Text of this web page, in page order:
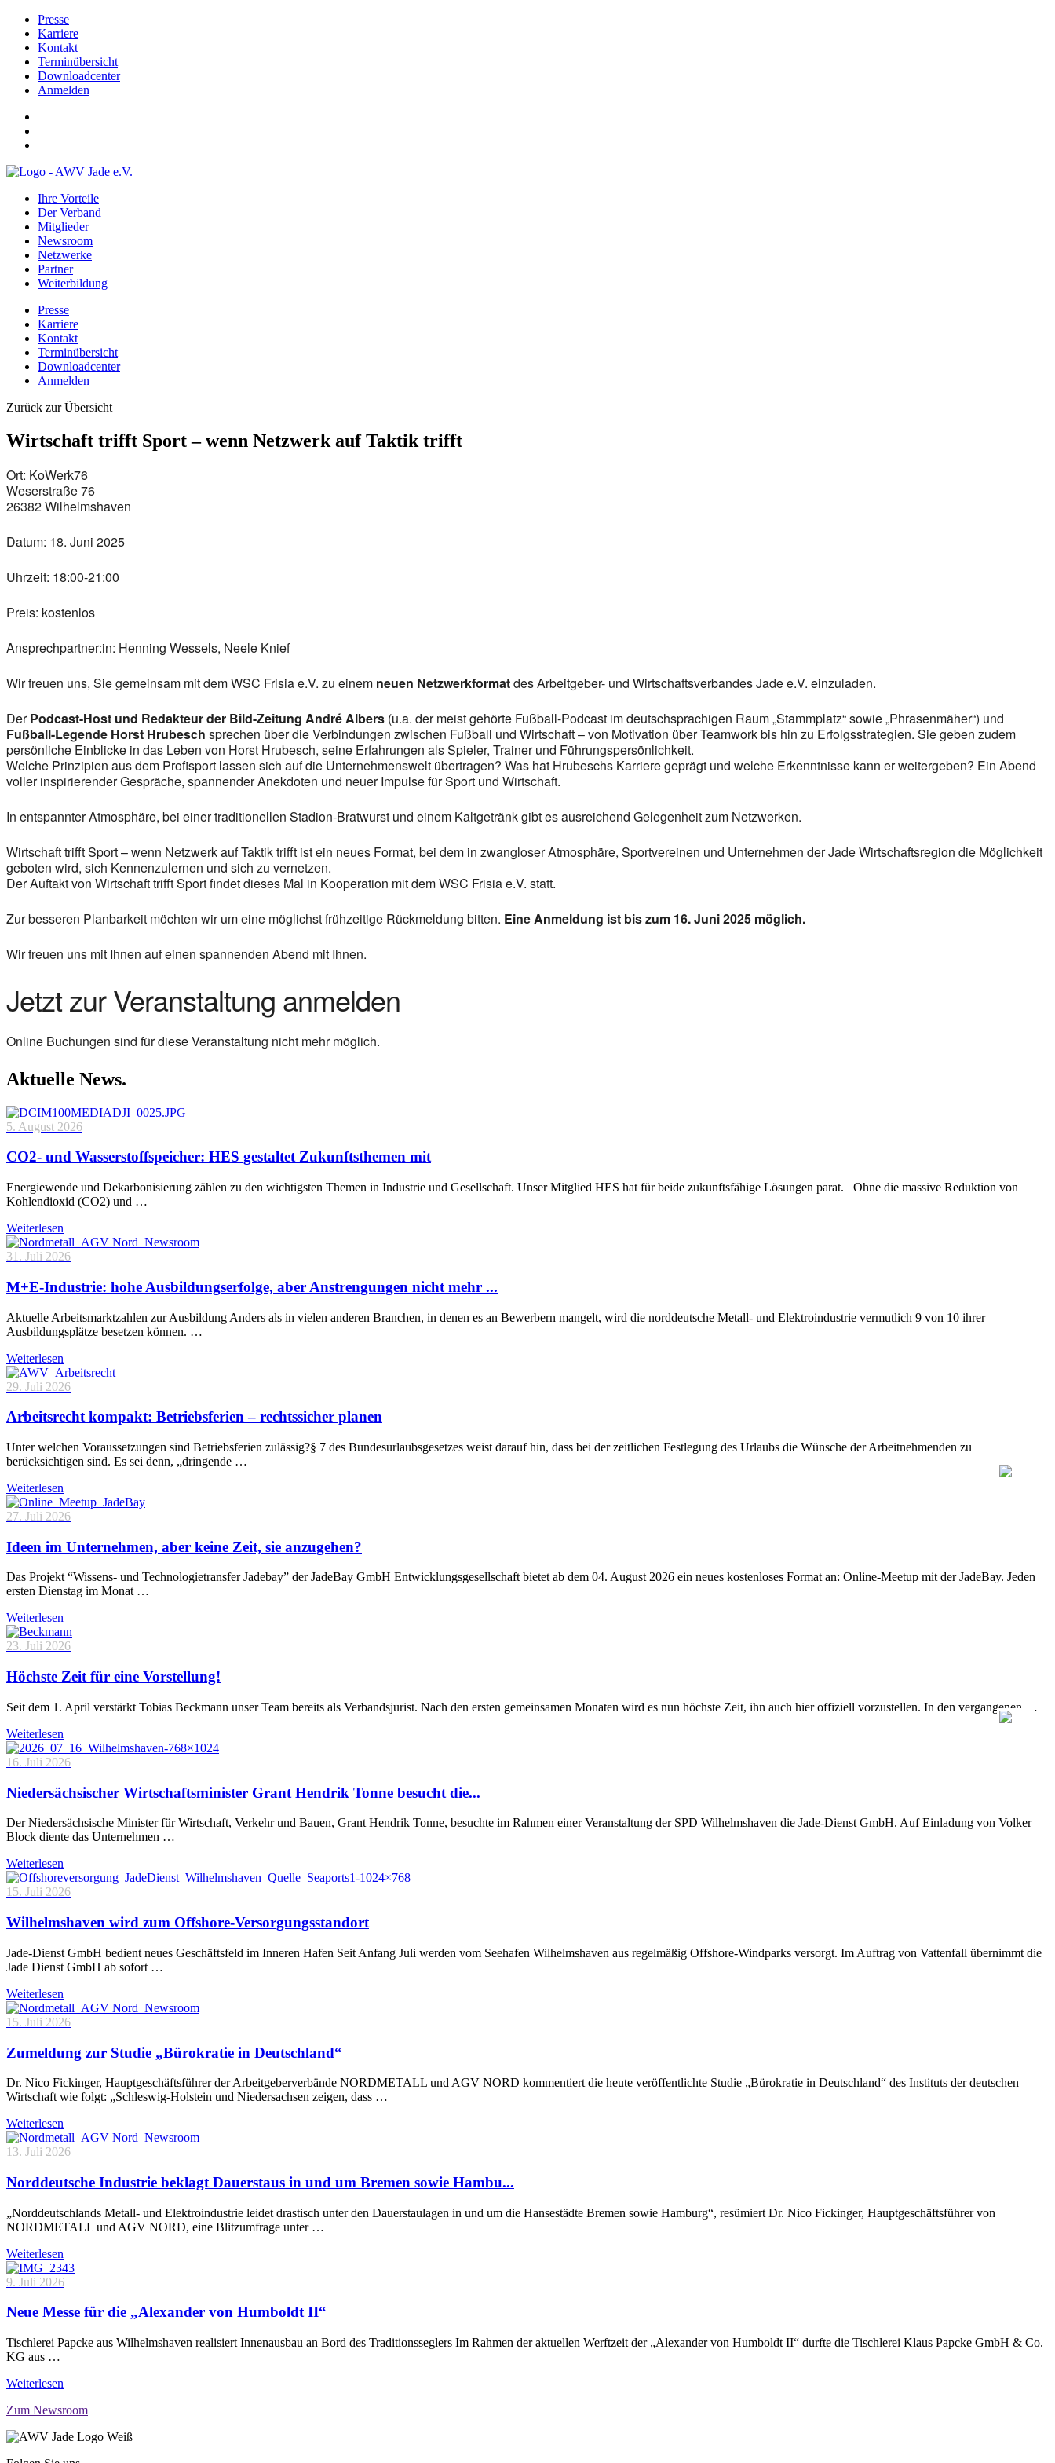
Presse
Karriere
Kontakt
Terminübersicht
Downloadcenter
Anmelden
Ihre Vorteile
Der Verband
Mitglieder
Newsroom
Netzwerke
Partner
Weiterbildung
Presse
Karriere
Kontakt
Terminübersicht
Downloadcenter
Anmelden
Zurück zur Übersicht
Wirtschaft trifft Sport – wenn Netzwerk auf Taktik trifft
Ort: KoWerk76
Weserstraße 76
26382 Wilhelmshaven
Datum: 18. Juni 2025
Uhrzeit: 18:00-21:00
Preis: kostenlos
Ansprechpartner:in: Henning Wessels, Neele Knief
Wir freuen uns, Sie gemeinsam mit dem WSC Frisia e.V. zu einem neuen Netzwerkformatdes Arbeitgeber- und Wirtschaftsverbandes Jade e.V. einzuladen.
DerPodcast-Host und Redakteur der Bild-Zeitung André Albers (u.a. der meist gehörte Fußball-Podcast im deutschsprachigen Raum „Stammplatz“ sowie „Phrasenmäher“) und
Fußball-Legende Horst Hrubesch sprechen über die Verbindungen zwischen Fußball und Wirtschaft – von Motivation über Teamwork bis hin zu Erfolgsstrategien. Sie geben zudem
persönliche Einblicke in das Leben von Horst Hrubesch, seine Erfahrungen als Spieler, Trainer und Führungspersönlichkeit.
Welche Prinzipien aus dem Profisport lassen sich auf die Unternehmenswelt übertragen? Was hat Hrubeschs Karriere geprägt und welche Erkenntnisse kann er weitergeben? Ein Abend
voller inspirierender Gespräche, spannender Anekdoten und neuer Impulse für Sport und Wirtschaft.
In entspannter Atmosphäre, bei einer traditionellen Stadion-Bratwurst und einem Kaltgetränk gibt es ausreichend Gelegenheit zum Netzwerken.
Wirtschaft trifft Sport – wenn Netzwerk auf Taktik trifft ist ein neues Format, bei dem in zwangloser Atmosphäre, Sportvereinen und Unternehmen der Jade Wirtschaftsregion die Möglichkeit
geboten wird, sich Kennenzulernen und sich zu vernetzen.
Der Auftakt von Wirtschaft trifft Sport findet dieses Mal in Kooperation mit dem WSC Frisia e.V. statt.
Zur besseren Planbarkeit möchten wir um eine möglichst frühzeitige Rückmeldung bitten. Eine Anmeldung ist bis zum 16. Juni 2025 möglich.
Wir freuen uns mit Ihnen auf einen spannenden Abend mit Ihnen.
Jetzt zur Veranstaltung anmelden
Online Buchungen sind für diese Veranstaltung nicht mehr möglich.
Aktuelle News.
5. August 2026
CO2- und Wasserstoffspeicher: HES gestaltet Zukunftsthemen mit
Energiewende und Dekarbonisierung zählen zu den wichtigsten Themen in Industrie und Gesellschaft. Unser Mitglied HES hat für beide zukunftsfähige Lösungen parat. Ohne die massive Reduktion von
Kohlendioxid (CO2) und …
Weiterlesen
31. Juli 2026
M+E-Industrie: hohe Ausbildungserfolge, aber Anstrengungen nicht mehr ...
Aktuelle Arbeitsmarktzahlen zur Ausbildung Anders als in vielen anderen Branchen, in denen es an Bewerbern mangelt, wird die norddeutsche Metall- und Elektroindustrie vermutlich 9 von 10 ihrer
Ausbildungsplätze besetzen können. …
Weiterlesen
29. Juli 2026
Arbeitsrecht kompakt: Betriebsferien – rechtssicher planen
Unter welchen Voraussetzungen sind Betriebsferien zulässig?§ 7 des Bundesurlaubsgesetzes weist darauf hin, dass bei der zeitlichen Festlegung des Urlaubs die Wünsche der Arbeitnehmenden zu
berücksichtigen sind. Es sei denn, „dringende …
Weiterlesen
27. Juli 2026
Ideen im Unternehmen, aber keine Zeit, sie anzugehen?
Das Projekt “Wissens- und Technologietransfer Jadebay” der JadeBay GmbH Entwicklungsgesellschaft bietet ab dem 04. August 2026 ein neues kostenloses Format an: Online-Meetup mit der JadeBay. Jeden
ersten Dienstag im Monat …
Weiterlesen
23. Juli 2026
Höchste Zeit für eine Vorstellung!
Seit dem 1. April verstärkt Tobias Beckmann unser Team bereits als Verbandsjurist. Nach den ersten gemeinsamen Monaten wird es nun höchste Zeit, ihn auch hier offiziell vorzustellen. In den vergangenen …
Weiterlesen
16. Juli 2026
Niedersächsischer Wirtschaftsminister Grant Hendrik Tonne besucht die...
Der Niedersächsische Minister für Wirtschaft, Verkehr und Bauen, Grant Hendrik Tonne, besuchte im Rahmen einer Veranstaltung der SPD Wilhelmshaven die Jade-Dienst GmbH. Auf Einladung von Volker
Block diente das Unternehmen …
Weiterlesen
15. Juli 2026
Wilhelmshaven wird zum Offshore-Versorgungsstandort
Jade-Dienst GmbH bedient neues Geschäftsfeld im Inneren Hafen Seit Anfang Juli werden vom Seehafen Wilhelmshaven aus regelmäßig Offshore-Windparks versorgt. Im Auftrag von Vattenfall übernimmt die
Jade Dienst GmbH ab sofort …
Weiterlesen
15. Juli 2026
Zumeldung zur Studie „Bürokratie in Deutschland“
Dr. Nico Fickinger, Hauptgeschäftsführer der Arbeitgeberverbände NORDMETALL und AGV NORD kommentiert die heute veröffentlichte Studie „Bürokratie in Deutschland“ des Instituts der deutschen
Wirtschaft wie folgt: „Schleswig-Holstein und Niedersachsen zeigen, dass …
Weiterlesen
13. Juli 2026
Norddeutsche Industrie beklagt Dauerstaus in und um Bremen sowie Hambu...
„Norddeutschlands Metall- und Elektroindustrie leidet drastisch unter den Dauerstaulagen in und um die Hansestädte Bremen sowie Hamburg“, resümiert Dr. Nico Fickinger, Hauptgeschäftsführer von
NORDMETALL und AGV NORD, eine Blitzumfrage unter …
Weiterlesen
9. Juli 2026
Neue Messe für die „Alexander von Humboldt II“
Tischlerei Papcke aus Wilhelmshaven realisiert Innenausbau an Bord des Traditionsseglers Im Rahmen der aktuellen Werftzeit der „Alexander von Humboldt II“ durfte die Tischlerei Klaus Papcke GmbH & Co.
KG aus …
Weiterlesen
Zum Newsroom